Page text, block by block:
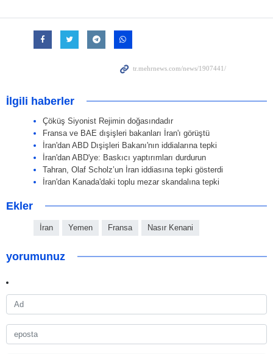
İlgili haberler
Çöküş Siyonist Rejimin doğasındadır
Fransa ve BAE dışişleri bakanları İran'ı görüştü
İran'dan ABD Dışişleri Bakanı'nın iddialarına tepki
İran'dan ABD'ye: Baskıcı yaptırımları durdurun
Tahran, Olaf Scholz’un İran iddiasına tepki gösterdi
İran'dan Kanada'daki toplu mezar skandalına tepki
Ekler
İran Yemen Fransa Nasır Kenani
yorumunuz